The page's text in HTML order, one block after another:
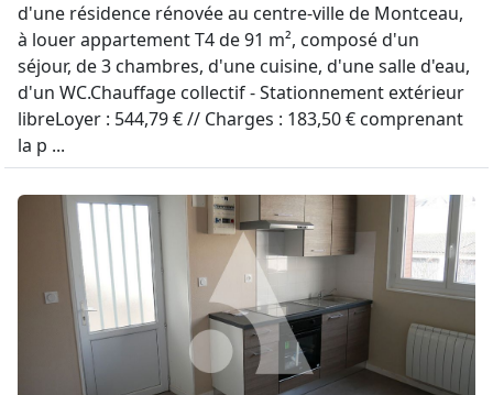
d'une résidence rénovée au centre-ville de Montceau,
à louer appartement T4 de 91 m², composé d'un
séjour, de 3 chambres, d'une cuisine, d'une salle d'eau,
d'un WC.Chauffage collectif - Stationnement extérieur
libreLoyer : 544,79 € // Charges : 183,50 € comprenant
la p ...